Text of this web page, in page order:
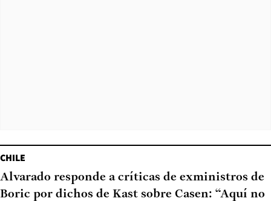
CHILE
Alvarado responde a críticas de exministros de
Boric por dichos de Kast sobre Casen: “Aquí no